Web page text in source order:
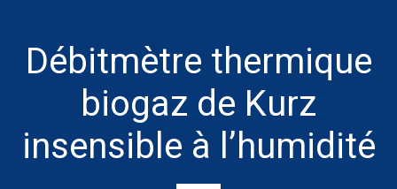
Débitmètre thermique
biogaz de Kurz
insensible à l’humidité